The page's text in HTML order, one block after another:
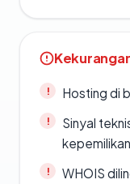
Hosting di
Sinyal
kepemilikan
WHOIS